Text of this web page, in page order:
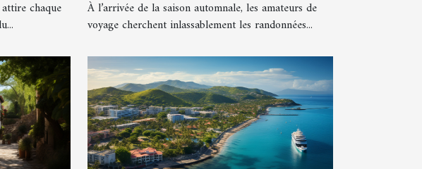
chaque
À l’arrivée de la saison automnale, les amateurs de
voyage cherchent inlassablement les randonnées...